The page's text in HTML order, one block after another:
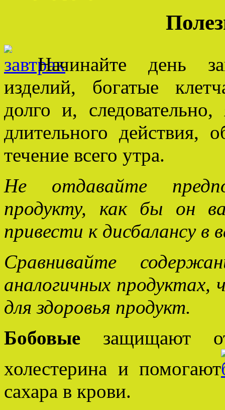
Начинайте день
изделий, богатые
долго и,
длительного действия,
течение всего утра.
Не отдавайте
продукту, как бы он
привести к дисбалансу в
Сравнивайте
аналогичных
для здоровья продукт.
Бобовые защищают
холестерина и помогают
сахара в крови.